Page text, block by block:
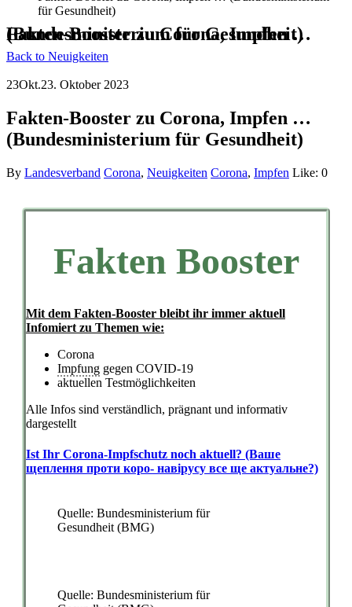
für Gesundheit)
Fakten-Booster zu Corona, Impfen … (Bundesministerium für Gesundheit)
Back to Neuigkeiten
23Okt.23. Oktober 2023
Fakten-Booster zu Corona, Impfen …
(Bundesministerium für Gesundheit)
By Landesverband Corona, Neuigkeiten Corona, Impfen Like: 0
Fakten Booster
Mit dem Fakten-Booster bleibt ihr immer aktuell
Infomiert zu Themen wie:
Corona
Impfung gegen COVID-19
aktuellen Testmöglichkeiten
Alle Infos sind verständlich, prägnant und informativ
dargestellt
Ist Ihr Corona-Impfschutz noch aktuell? (Ваше
щеплення проти коро- навірусу все ще актуальне?)
Quelle: Bundesministerium für
Gesundheit (BMG)
Quelle: Bundesministerium für